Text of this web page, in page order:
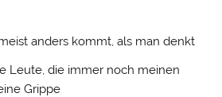
anders kommt, als man denkt
Leute, die immer noch meinen
Grippe